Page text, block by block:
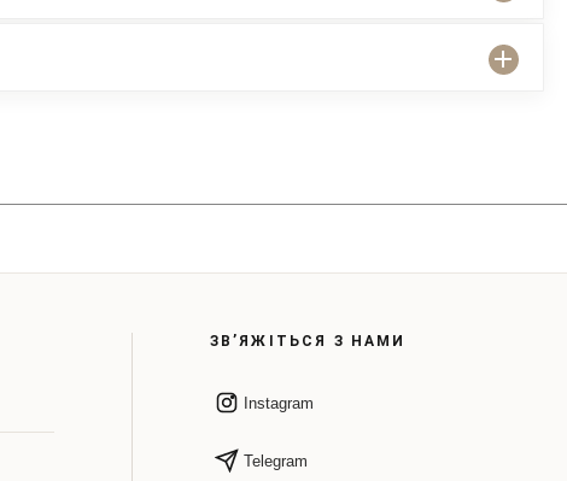
ЗВ’ЯЖІТЬСЯ З НАМИ
Instagram
Telegram